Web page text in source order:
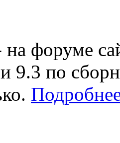
на форуме
9.3 по